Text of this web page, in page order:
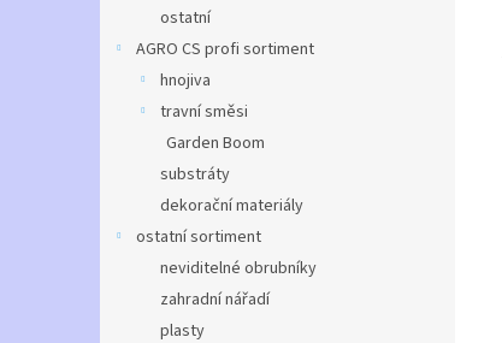
ostatní
AGRO CS profi sortiment
hnojiva
travní směsi
Garden Boom
substráty
dekorační materiály
ostatní sortiment
neviditelné obrubníky
zahradní nářadí
plasty